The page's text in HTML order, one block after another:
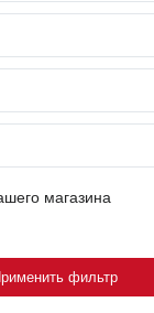
магазина